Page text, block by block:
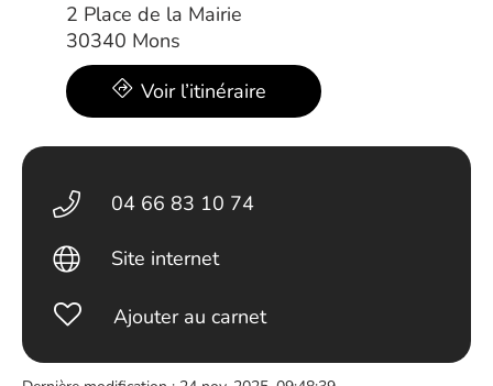
2 Place de la Mairie
30340 Mons
Voir l’itinéraire
04 66 83 10 74
Site internet
Ajouter au carnet